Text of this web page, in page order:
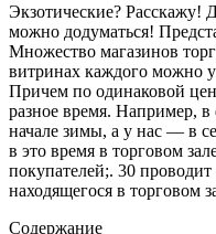
Экзотические? Расскажу!
можно додуматься!
Множество магазинов
витринах каждого можно
Причем по одинаковой
разное время. Например,
начале зимы, а у нас — в
в это время в торговом
покупателей;. 30
находящегося в торговом
Содержание